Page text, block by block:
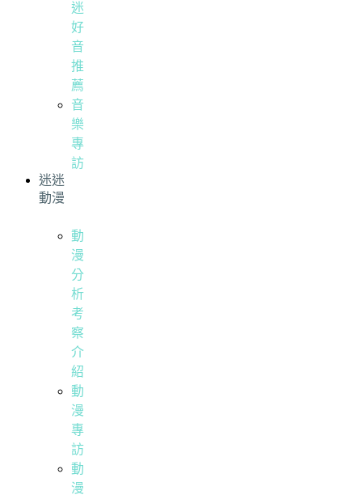
迷
好
音
推
薦
音
樂
專
訪
迷迷
動漫
動
漫
分
析
考
察
介
紹
動
漫
專
訪
動
漫